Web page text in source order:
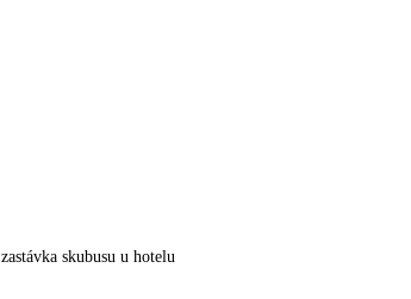
zastávka skubusu u hotelu